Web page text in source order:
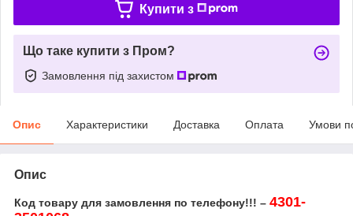
Купити з
Що таке купити з Пром?
Замовлення під захистом
Опис Характеристики Доставка Оплата Умови
Опис
Код товару для замовлення по телефону!!! – 4301-